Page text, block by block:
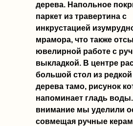
дерева. Напольное
паркет из травертина с
инкрустацией
мрамора, что также
ювелирной работе с
выкладкой. В центре
большой стол из
дерева тамо, рисунок
напоминает гладь
внимание мы уделили
совмещая ручные